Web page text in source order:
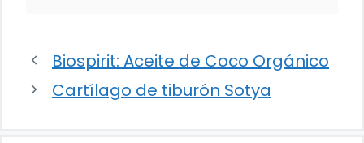
Biospirit: Aceite de Coco Orgánico
Cartílago de tiburón Sotya